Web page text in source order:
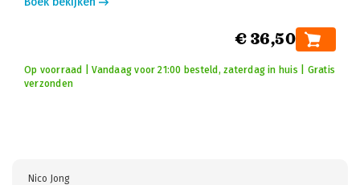
€ 36,50
Op voorraad | Vandaag voor 21:00 besteld, zaterdag in huis | Gratis
verzonden
Nico Jong